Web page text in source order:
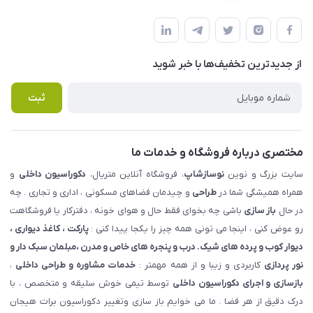
املاک مدنی - نوساز شاپ
لیست محصولات
درباره ما
قوانین و مقررات
حریم خصوصی
راهنما
پرسش های متداول
از جدید‌ترین تخفیف‌ها با‌ خبر شوید
ثبت
مختصری درباره فروشگاه و خدمات ما
سایت بزرگ و نویننوسازشاپ، فروشگاه آنلاین متریال، دکوراسیون داخلی و
همراه همیشگی شما درطراحی و چیدمان فضاهای مسکونی ، اداری و تجاری . چه
در حال باز سازی باشی چه بخوای فقط حال و هوای خونه ، دفترکار یا فروشگاهت
رو عوض کنی ، اینجا می تونی همه چیز را یکجا پیدا کنی :پارکت ، کاغذ دیواری ،
دیوار کوب و پرده های شیک. درب و پنجره های خاص و مدرن ،مبلمان سبک دار و
نور پردازی کاربردی و زیبا و از همه مهمتر : خدمات مشاوره و طراحی داخلی ،
بازسازی و اجرای دکوراسیون داخلی توسط تیمی خوش سلیقه و متخصص ، با
درک دقیق از هر فضا . ما می خوایم باز سازی وتغییر دکوراسیون برات هیجان